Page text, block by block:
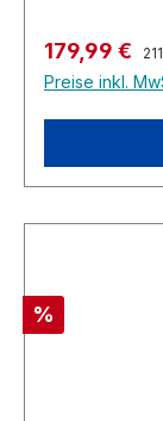
Profilfräser
16mm und
Rechtslauf,
bestückt für
Ihren
uns an. Wir
nach Ihren
mm - 50
16.000 U/
179,99 €
Preise inkl.
Rabatt
%